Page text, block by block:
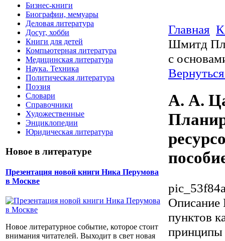
Бизнес-книги
Биографии, мемуары
Деловая литература
Досуг, хобби
Книги для детей
Компьютерная литература
Медицинская литература
Наука. Техника
Политическая литература
Поэзия
Словари
Справочники
Художественные
Энциклопедии
Юридическая литература
Новое в литературе
Презентация новой книги Ника Перумова
в Москве
Новое литературное событие, которое стоит
внимания читателей. Выходит в свет новая
Главная
Шмитд
с
А. А.
Описание
пунктов
принципы